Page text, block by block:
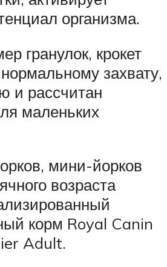
организма.
гранулок, крокет
захвату,
и рассчитан
маленьких
мини-йорков
возраста
корм Royal Canin
Adult.